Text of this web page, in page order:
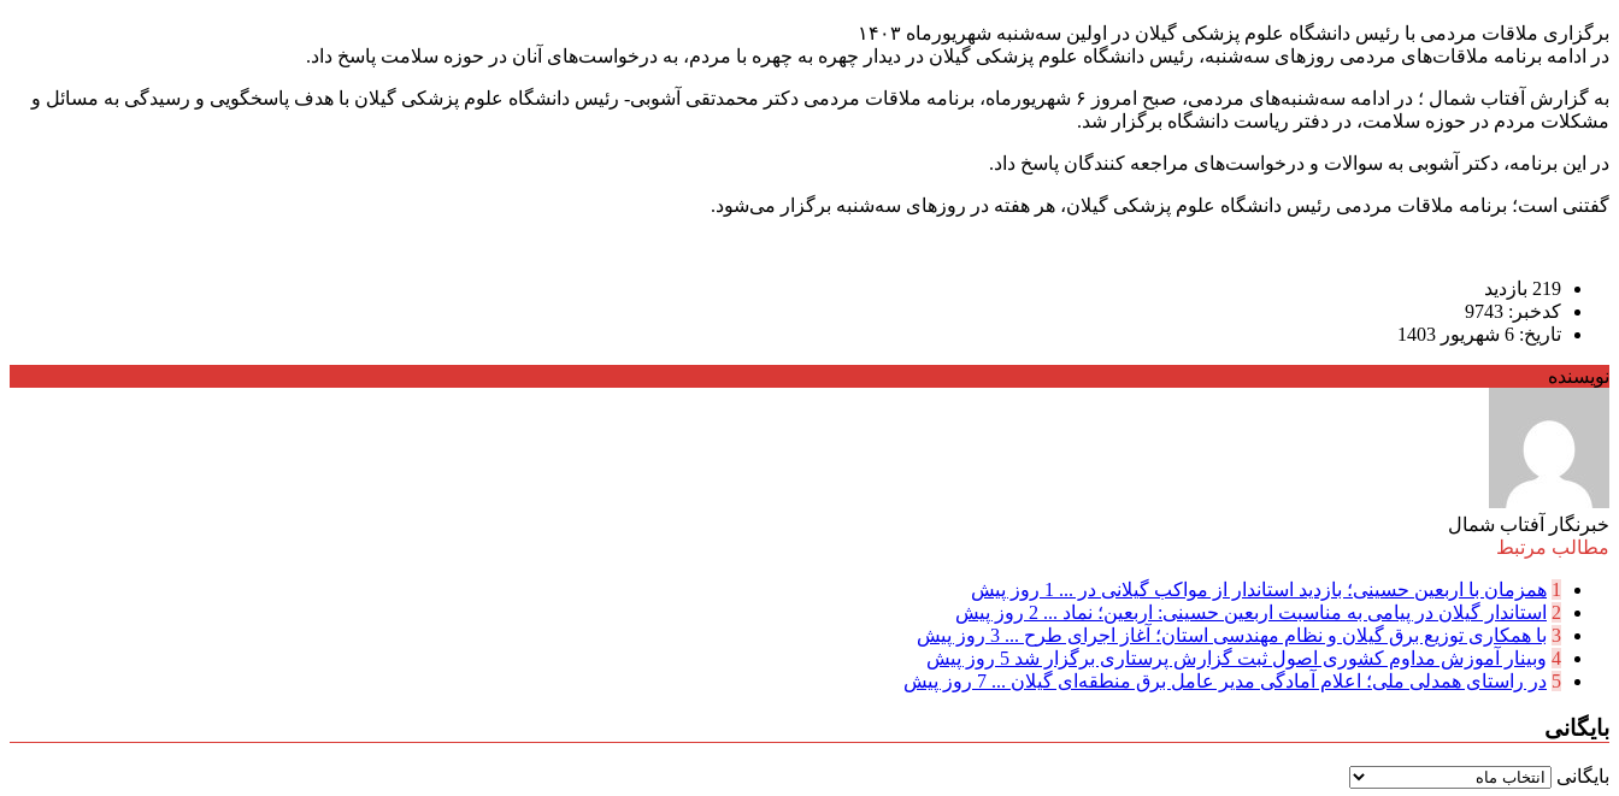
برگزاری ملاقات مردمی با رئیس دانشگاه علوم پزشکی گیلان در اولین سه‌شنبه‌ شهریورماه ۱۴۰۳
در ادامه برنامه ملاقات‌های مردمی روزهای سه‌شنبه، رئیس دانشگاه علوم پزشکی گیلان در دیدار چهره به چهره با مردم، به درخواست‌های آنان در حوزه سلامت پاسخ داد.
به گزارش آفتاب شمال ؛ در ادامه سه‌شنبه‌های مردمی، صبح امروز ۶ شهریورماه، برنامه ملاقات مردمی دکتر محمدتقی آشوبی- رئیس دانشگاه علوم پزشکی گیلان با هدف پاسخگویی و رسیدگی به مسائل و
مشکلات مردم در حوزه سلامت، در دفتر ریاست دانشگاه برگزار شد.
در این برنامه، دکتر آشوبی به سوالات و درخواست‌های مراجعه کنندگان پاسخ داد.
گفتنی است؛ برنامه ملاقات مردمی رئیس دانشگاه علوم پزشکی گیلان، هر هفته در روزهای سه‌شنبه برگزار می‌شود.
219 بازدید
کدخبر: 9743
تاریخ: 6 شهریور 1403
نویسنده
خبرنگار آفتاب شمال
مطالب مرتبط
1 همزمان با اربعین حسینی؛ بازدید استاندار از مواکب گیلانی در ... 1 روز پیش
2 استاندار گیلان در پیامی به مناسبت اربعین حسینی: اربعین؛ نماد ... 2 روز پیش
3 با همکاری توزیع برق گیلان و نظام مهندسی استان؛ آغاز اجرای طرح ... 3 روز پیش
4 وبینار آموزش مداوم کشوری اصول ثبت گزارش پرستاری برگزار شد 5 روز پیش
5 در راستای همدلی ملی؛ اعلام آمادگی مدیر عامل برق منطقه‌ای گیلان ... 7 روز پیش
بایگانی
بایگانی